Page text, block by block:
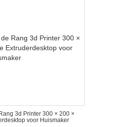
3d Printer 300 × 200 ×
voor Huismaker